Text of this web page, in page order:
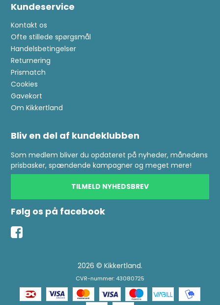
Kundeservice
Kontakt os
Ofte stillede spørgsmål
Handelsbetingelser
Returnering
Prismatch
Cookies
Gavekort
Om Kikkertland
Bliv en del af kundeklubben
Som medlem bliver du opdateret på nyheder, månedens
prisbasker, spændende kampagner og meget mere!
TILMELD NYHEDSBREV
Følg os på facebook
2026 © Kikkertland.
CVR-nummer: 43080725